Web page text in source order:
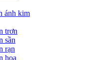
ánh kim
trơn
sần
rạn
hoa